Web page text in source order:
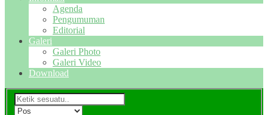
Agenda
Pengumuman
Editorial
Galeri
Galeri Photo
Galeri Video
Download